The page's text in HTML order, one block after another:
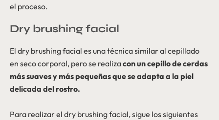
el proceso.
Dry brushing facial
El dry brushing facial es una técnica similar al cepillado
en seco corporal, pero se realizacon un cepillo de cerdas
más suaves y más pequeñas que se adapta a la piel
delicada del rostro.
Para realizar el dry brushing facial, sigue los siguientes